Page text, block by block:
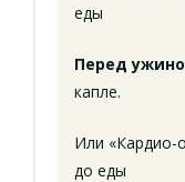
еды
Перед
капле.
Или «Кардио-
до еды